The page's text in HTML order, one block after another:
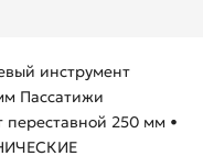
инструмент
Пассатижи
переставной 250 мм •